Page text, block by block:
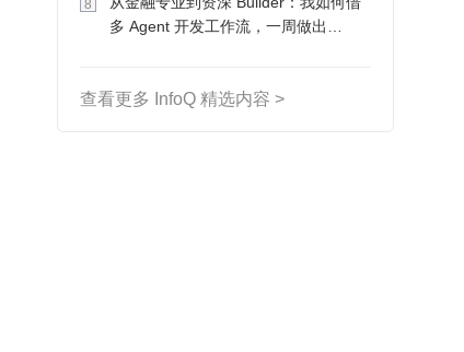
8
多 Agent 开发工作流，一周做出
查看更多 InfoQ 精选内容 >